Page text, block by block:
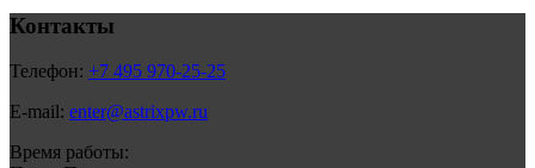
Контакты
Телефон: +7 495 970-25-25
E-mail: enter@astrixpw.ru
Время работы: